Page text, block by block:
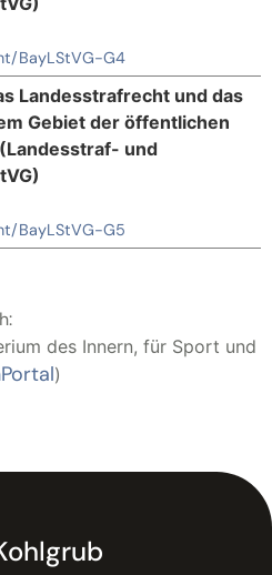
BayLStVG-G4
Landesstrafrecht und das
Gebiet der öffentlichen
und
BayLStVG-G5
des Innern, für Sport und
)